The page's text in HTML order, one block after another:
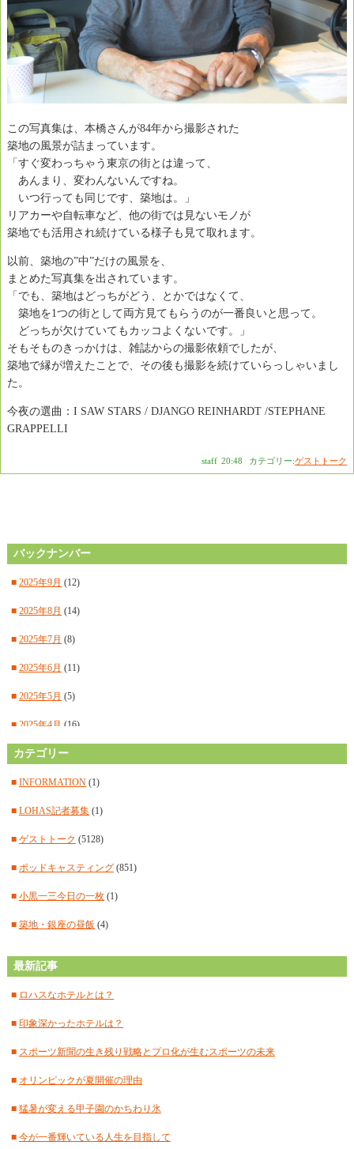
この写真集は、本橋さんが84年から撮影された
築地の風景が詰まっています。
「すぐ変わっちゃう東京の街とは違って、
あんまり、変わんないんですね。
いつ行っても同じです、築地は。」
リアカーや自転車など、他の街では見ないモノが
築地でも活用され続けている様子も見て取れます。
以前、築地の”中”だけの風景を、
まとめた写真集を出されています。
「でも、築地はどっちがどう、とかではなくて、
築地を1つの街として両方見てもらうのが一番良いと思って。
どっちが欠けていてもカッコよくないです。」
そもそものきっかけは、雑誌からの撮影依頼でしたが、
築地で縁が増えたことで、その後も撮影を続けていらっしゃいまし
た。
今夜の選曲：I SAW STARS / DJANGO REINHARDT /STEPHANE
GRAPPELLI
staff 20:48 カテゴリー:ゲストトーク
バックナンバー
■ 2025年9月 (12)
■ 2025年8月 (14)
■ 2025年7月 (8)
■ 2025年6月 (11)
■ 2025年5月 (5)
■ 2025年4月 (16)
■2025年3月(14)
■ 2025年2月(15)
■ 2025年1月(12)
■ 2024年12月(14)
■ 2024年11月 (14)
■ 2024年10月(11)
■ 2024年9月(12)
カテゴリー
■ INFORMATION(1)
■ LOHAS記者募集(1)
■ ゲストトーク (5128)
■ ポッドキャスティング(851)
■ 小黒一三今日の一枚(1)
■ 築地・銀座の昼飯 (4)
最新記事
■ ロハスなホテルとは？
■ 印象深かったホテルは？
■ スポーツ新聞の生き残り戦略とプロ化が生むスポーツの未来
■ オリンピックが夏開催の理由
■ 猛暑が変える甲子園のかちわり氷
■ 今が一番輝いている人生を目指して